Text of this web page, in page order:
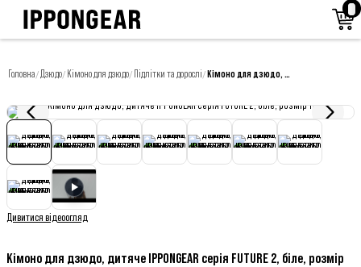
Головна/Дзюдо/ Кімоно для дзюдо/ Підлітки та дорослі/ Кімоно для дзюдо, дитяче IPPONGEAR серія FUTURE 2, біле, розмір 150
Дивитися відеоогляд
Кімоно для дзюдо, дитяче IPPONGEAR серія FUTURE 2, біле, розмір